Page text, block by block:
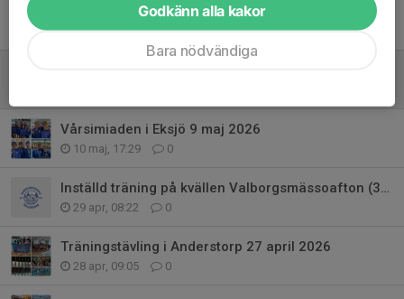
Stort tack till Rosti GP för ert stöd
17 maj, 15:32 0
Vårsimiaden i Eksjö 9 maj 2026
10 maj, 17:29 0
Inställd träning på kvällen Valborgsmässoafton (30/4)
29 apr, 08:22 0
Träningstävling i Anderstorp 27 april 2026
28 apr, 09:05 0
Godkänn alla kakor
Bara nödvändiga